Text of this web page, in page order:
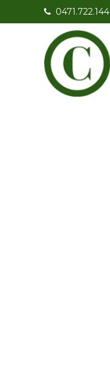
0471.722.144